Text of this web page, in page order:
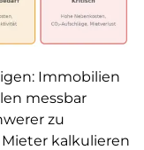
Immobilien
messbar
zu
kalkulieren